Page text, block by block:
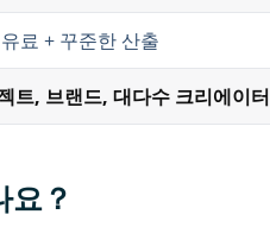
료 + 꾸준한 산출
트, 브랜드, 대다수 크리에이터
요？